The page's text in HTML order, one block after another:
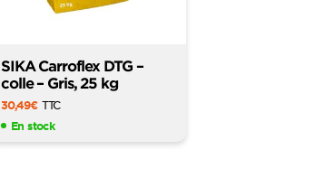
SIKA Carroflex DTG –
colle – Gris, 25 kg
30,49€ TTC
En stock